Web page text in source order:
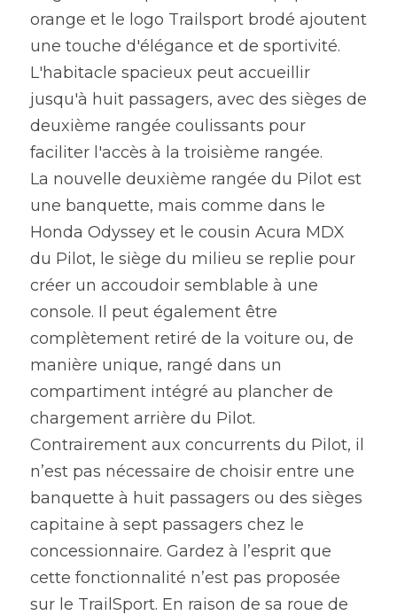
orange et le logo Trailsport brodé ajoutent
une touche d'élégance et de sportivité.
L'habitacle spacieux peut accueillir
jusqu'à huit passagers, avec des sièges de
deuxième rangée coulissants pour
faciliter l'accès à la troisième rangée.
La nouvelle deuxième rangée du Pilot est
une banquette, mais comme dans le
Honda Odyssey et le cousin Acura MDX
du Pilot, le siège du milieu se replie pour
créer un accoudoir semblable à une
console. Il peut également être
complètement retiré de la voiture ou, de
manière unique, rangé dans un
compartiment intégré au plancher de
chargement arrière du Pilot.
Contrairement aux concurrents du Pilot, il
n’est pas nécessaire de choisir entre une
banquette à huit passagers ou des sièges
capitaine à sept passagers chez le
concessionnaire. Gardez à l’esprit que
cette fonctionnalité n’est pas proposée
sur le TrailSport. En raison de sa roue de